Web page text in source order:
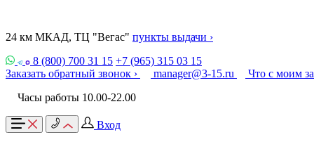
24 км МКАД, ТЦ "Вегас" пункты выдачи ›
8 (800) 700 31 15 +7 (965) 315 03 15
Заказать обратный звонок ›
manager@3-15.ru
Что с моим
Часы работы 10.00-22.00
Вход